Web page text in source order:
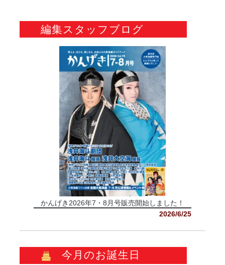
編集スタッフブログ
かんげき2026年7・8月号販売開始しました！
2026/6/25
今月のお誕生日